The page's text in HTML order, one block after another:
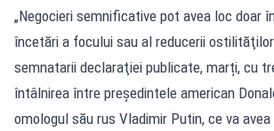
„Negocieri semnificative pot avea loc doar
încetări a focului sau al reducerii
semnatarii declaraţiei publicate, marți, cu
întâlnirea între preşedintele american
omologul său rus Vladimir Putin, ce va